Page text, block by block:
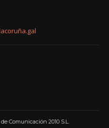
Comunicación 2010 S.L.